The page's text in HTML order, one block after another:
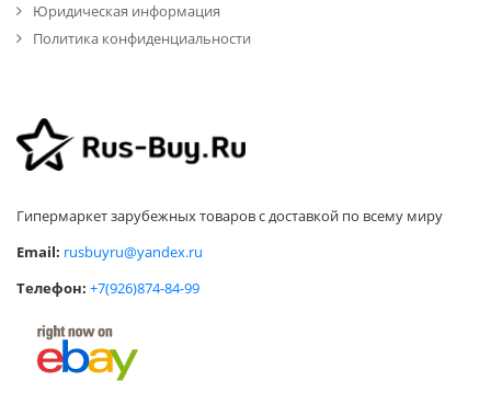
Юридическая информация
Политика конфиденциальности
Гипермаркет зарубежных товаров с доставкой по всему миру
Email: rusbuyru@yandex.ru
Телефон: +7(926)874-84-99